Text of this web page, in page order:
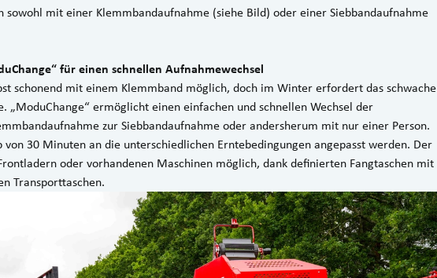
sowohl mit einer Klemmbandaufnahme (siehe Bild) oder einer Siebbandaufnahme
für einen schnellen Aufnahmewechsel
schonend mit einem Klemmband möglich, doch im Winter erfordert das schwache
„ModuChange“ ermöglicht einen einfachen und schnellen Wechsel der
zur Siebbandaufnahme oder andersherum mit nur einer Person.
30 Minuten an die unterschiedlichen Erntebedingungen angepasst werden. Der
oder vorhandenen Maschinen möglich, dank definierten Fangtaschen mit
Transporttaschen.